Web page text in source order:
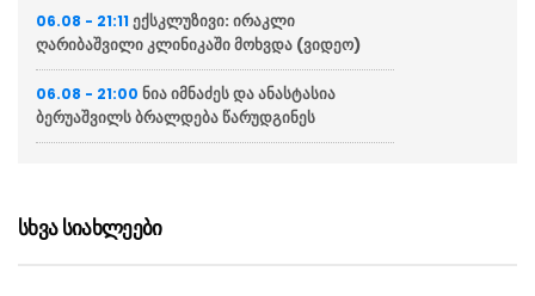
06.08 - 21:11 ექსკლუზივი: ირაკლი
ღარიბაშვილი კლინიკაში მოხვდა (ვიდეო)
06.08 - 21:00 ნია იმნაძეს და ანასტასია
ბერუაშვილს ბრალდება წარუდგინეს
ფლოტის დაახლოებით 80%-ში”
სხვა სიახლეები